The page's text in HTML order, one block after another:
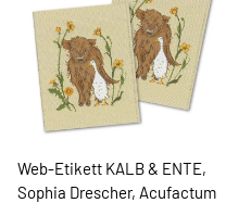
Web-Etikett KALB & ENTE,
Sophia Drescher, Acufactum